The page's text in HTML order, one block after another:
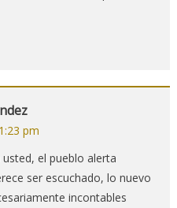
pm
el pueblo alerta
ser escuchado, lo nuevo
incontables